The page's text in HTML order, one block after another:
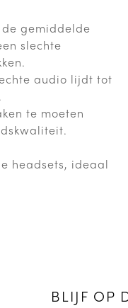
gemiddelde
slechte
audio lijdt tot
te moeten
headsets, ideaal
BLIJF OP